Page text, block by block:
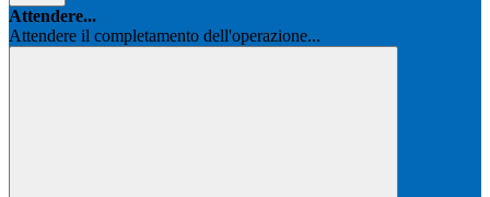
Attendere...
Attendere il completamento dell'operazione...